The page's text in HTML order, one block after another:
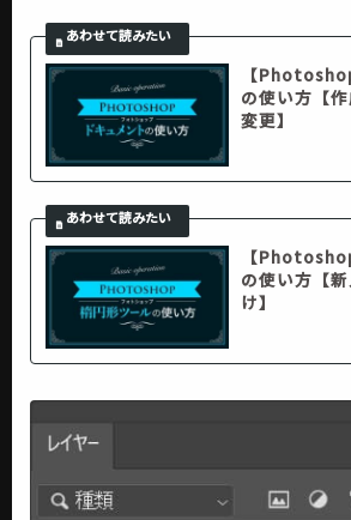
【
の使い方【
変更】
【
の使い方【
け】